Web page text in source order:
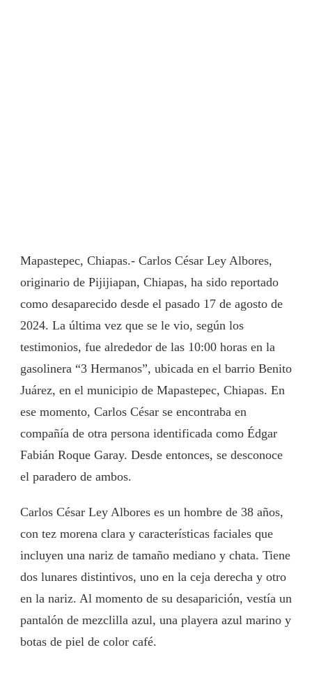
Mapastepec, Chiapas.- Carlos César Ley Albores,
originario de Pijijiapan, Chiapas, ha sido reportado
como desaparecido desde el pasado 17 de agosto de
2024. La última vez que se le vio, según los
testimonios, fue alrededor de las 10:00 horas en la
gasolinera “3 Hermanos”, ubicada en el barrio Benito
Juárez, en el municipio de Mapastepec, Chiapas. En
ese momento, Carlos César se encontraba en
compañía de otra persona identificada como Édgar
Fabián Roque Garay. Desde entonces, se desconoce
el paradero de ambos.
Carlos César Ley Albores es un hombre de 38 años,
con tez morena clara y características faciales que
incluyen una nariz de tamaño mediano y chata. Tiene
dos lunares distintivos, uno en la ceja derecha y otro
en la nariz. Al momento de su desaparición, vestía un
pantalón de mezclilla azul, una playera azul marino y
botas de piel de color café.